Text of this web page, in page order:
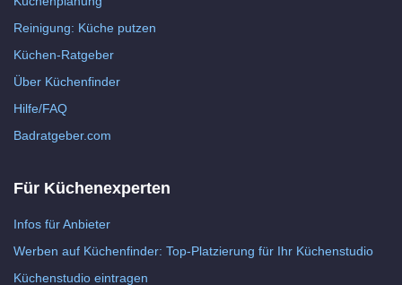
Reinigung: Küche putzen
Küchen-Ratgeber
Über Küchenfinder
Hilfe/FAQ
Badratgeber.com
Für Küchenexperten
Infos für Anbieter
Werben auf Küchenfinder: Top-Platzierung für Ihr Küchenstudio
Küchenstudio eintragen